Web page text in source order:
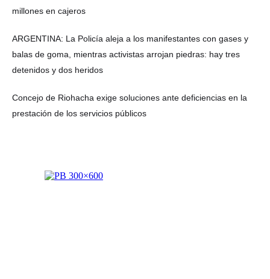
millones en cajeros
ARGENTINA: La Policía aleja a los manifestantes con gases y
balas de goma, mientras activistas arrojan piedras: hay tres
detenidos y dos heridos
Concejo de Riohacha exige soluciones ante deficiencias en la
prestación de los servicios públicos